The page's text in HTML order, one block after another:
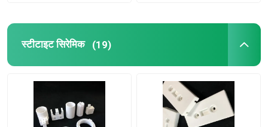
एल्यूमिना सिरेमिक ट्यूब
आग रोक चीनी मिट्टी की चीज़ें
एलुमिना सिरेमिक इंसुलेटर
स्टीटाइट सिरेमिक (19)